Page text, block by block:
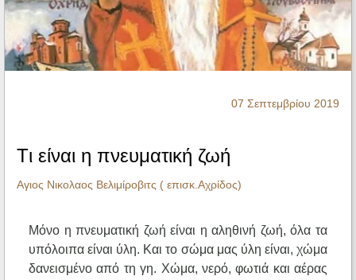
Ηχητικά
07 Σεπτεμβρίου 2019
Tι είναι η πνευματική ζωή
Αγιος Νικολαος Βελιμίροβιτς ( επισκ.Αχρίδος)
Μόνο η πνευματική ζωή είναι η αληθινή ζωή, όλα τα
υπόλοιπα είναι ύλη. Και το σώμα μας ύλη είναι, χώμα
δανεισμένο από τη γη. Χώμα, νερό, φωτιά και αέρας